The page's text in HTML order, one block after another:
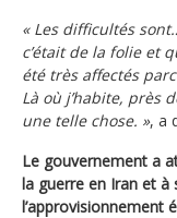
« Les difficultés
c’était de la folie et
été très affectés
Là où j’habite, près
une telle chose. », a
Le gouvernement a
la guerre en Iran et à
l’approvisionnement